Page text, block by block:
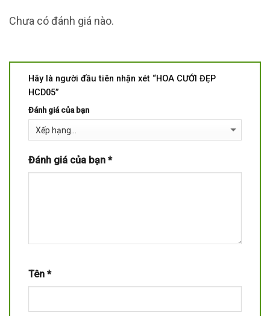
Chưa có đánh giá nào.
Hãy là người đầu tiên nhận xét “HOA CƯỚI ĐẸP
HCD05”
Đánh giá của bạn
Đánh giá của bạn *
Tên *